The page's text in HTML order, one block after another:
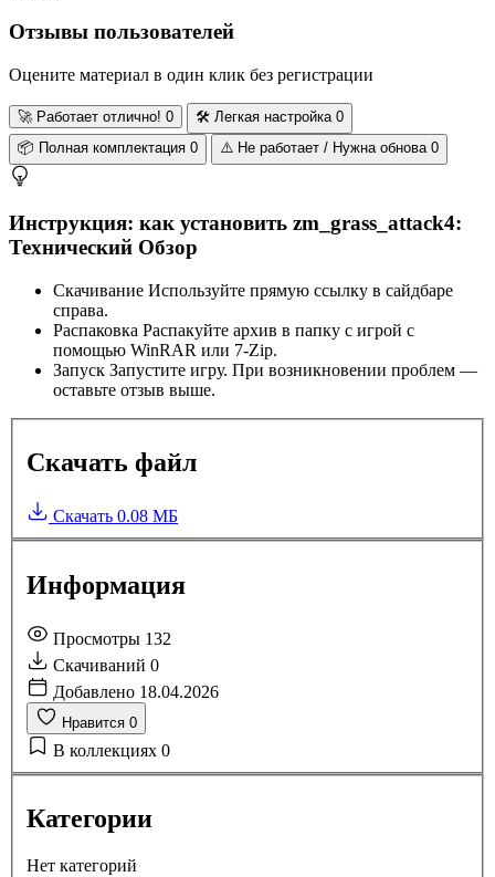
Отзывы пользователей
Оцените материал в один клик без регистрации
🚀Работает отлично! 0 🛠️ Легкая настройка 0
📦 Полная комплектация 0 ⚠️ Не работает / Нужна обнова 0
Инструкция: как установить zm_grass_attack4:
Технический Обзор
Скачивание Используйте прямую ссылку в сайдбаре
справа.
Распаковка Распакуйте архив в папку с игрой с
помощью WinRAR или 7-Zip.
Запуск Запустите игру. При возникновении проблем —
оставьте отзыв выше.
Скачать файл
Скачать 0.08 МБ
Информация
Просмотры 132
Скачиваний 0
Добавлено 18.04.2026
Нравится 0
В коллекциях 0
Категории
Нет категорий